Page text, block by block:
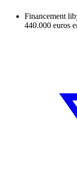
Financement
440.000 euros